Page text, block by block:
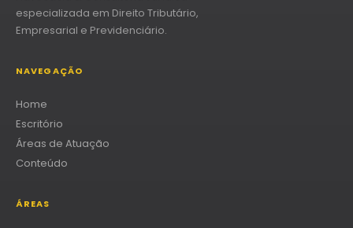
especializada em Direito Tributário,
Empresarial e Previdenciário.
NAVEGAÇÃO
Home
Escritório
Áreas de Atuação
Conteúdo
ÁREAS